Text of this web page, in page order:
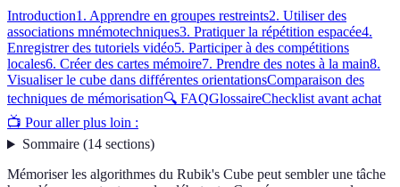
Introduction1. Apprendre en groupes restreints2. Utiliser des
associations mnémotechniques3. Pratiquer la répétition espacée4.
Enregistrer des tutoriels vidéo5. Participer à des compétitions
locales6. Créer des cartes mémoire7. Prendre des notes à la main8.
Visualiser le cube dans différentes orientationsComparaison des
techniques de mémorisation🔍 FAQGlossaireChecklist avant achat
📺 Pour aller plus loin :
Sommaire(14 sections)
Mémoriser les algorithmes du Rubik's Cube peut sembler une tâche